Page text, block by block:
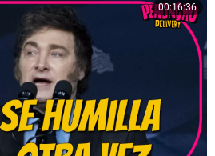
00:16:36